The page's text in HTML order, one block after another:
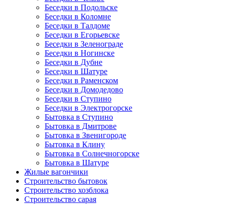
Беседки в Подольске
Беседки в Коломне
Беседки в Талдоме
Беседки в Егорьевске
Беседки в Зеленограде
Беседки в Ногинске
Беседки в Дубне
Беседки в Шатуре
Беседки в Раменском
Беседки в Домодедово
Беседки в Ступино
Беседки в Электрогорске
Бытовка в Ступино
Бытовка в Дмитрове
Бытовка в Звенигороде
Бытовка в Клину
Бытовка в Солнечногорске
Бытовка в Шатуре
Жилые вагончики
Строительство бытовок
Строительство хозблока
Строительство сарая